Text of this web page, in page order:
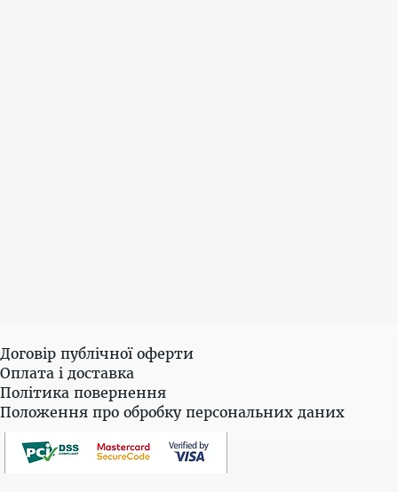
Договір публічної оферти
Оплата і доставка
Політика повернення
Положення про обробку персональних даних